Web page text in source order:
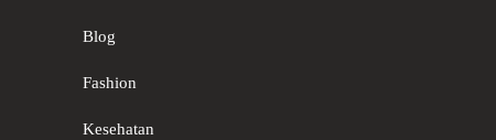
Blog
Fashion
Kesehatan